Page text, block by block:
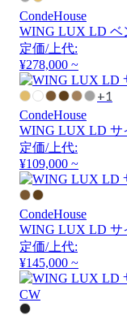
CondeHouse
WING LUX LD ベ
定価/上代:
¥278,000 ~
+1
CondeHouse
WING LUX LD サ
定価/上代:
¥109,000 ~
CondeHouse
WING LUX LD サ
定価/上代:
¥145,000 ~